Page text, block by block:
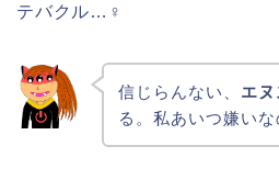
テバクル…♀
信じらんない、 エヌ
る。私あいつ嫌い